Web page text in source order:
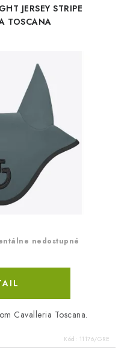
JERSEY STRIPE
TOSCANA
nedostupné
Cavalleria Toscana.
Kód: 11176/GRE